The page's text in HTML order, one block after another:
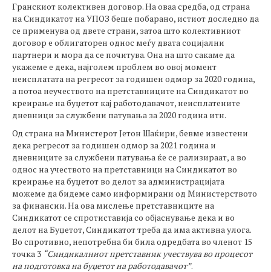
Гранскиот колективен договор. На оваа средба, од страна
на Синдикатот на УПОЗ беше побарано, истиот доследно да
се применува од двете страни, затоа што колективниот
договор е облигаторен однос меѓу двата социјални
партнери и мора да се почитува. Она на што сакаме да
укажеме е дека, најголем проблем во овој момент
неисплатата на регресот за годишен одмор за 2020 година,
а потоа неучеството на претставниците на Синдикатот во
креирање на буџетот кај работодавачот, неисплатените
дневници за службени патувања за 2020 година итн.
Од страна на Министерот Јетон Шаќири, бевме известени
дека регресот за годишен одмор за 2021 година и
дневниците за службени патувања ќе се рализираат, а во
однос на учеството на претставници на Синдикатот во
креирање на буџетот во делот за администрацијата
можеме да бидеме само информирани од Министерството
за финансии. На ова мислење претставниците на
Синдикатот се спротиставија со објаснување дека и во
делот на Буџетот, Синдикатот треба да има активна улога.
Во спротивно, непотребна би била одредбата во членот 15
точка 3 “Синдикалниот претставник учествува во процесот
на подготовка на буџетот на работодавачот”.